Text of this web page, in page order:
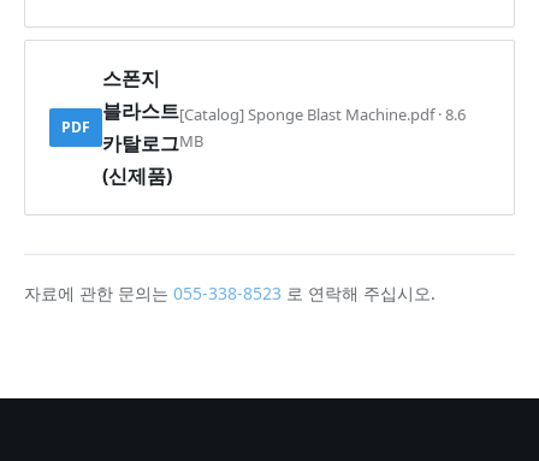
PDF
스폰지
블라스트
카탈로그
(신제품)
[Catalog] Sponge Blast Machine.pdf · 8.6
MB
자료에 관한 문의는 055-338-8523 로 연락해 주십시오.